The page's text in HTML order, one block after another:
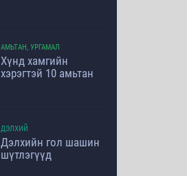
АМЬТАН, УРГАМАЛ
Хүнд хамгийн
хэрэгтэй 10 амьтан
ДЭЛХИЙ
Дэлхийн гол шашин
шүтлэгүүд